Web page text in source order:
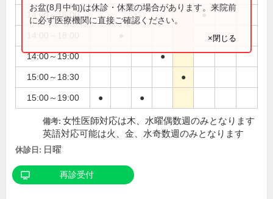
14:00～16:00 ●
14:00～19:00 ●
15:00～18:30 ●
15:00～19:00 ● ●
お盆(8月中旬)は休診・休業の場合があります。来院前
に必ず医療機関に直接ご確認ください。
×閉じる
備考: 女性医師対応は木、水曜偶数週のみとなります
英語対応可能は火、金、水奇数週のみとなります
休診日: 日曜
再診受付